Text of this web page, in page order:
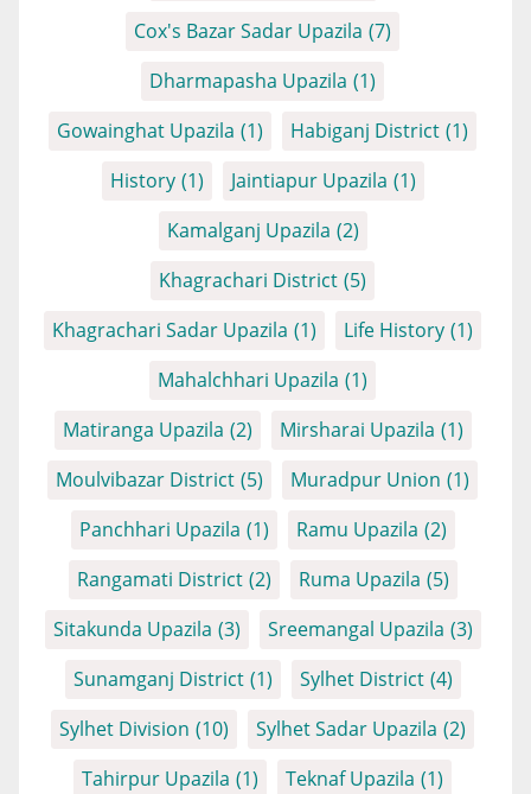
Cox's Bazar Sadar Upazila (7)
Dharmapasha Upazila (1)
Gowainghat Upazila (1) Habiganj District (1)
History (1) Jaintiapur Upazila (1)
Kamalganj Upazila (2)
Khagrachari District (5)
Khagrachari Sadar Upazila (1) Life History (1)
Mahalchhari Upazila (1)
Matiranga Upazila (2) Mirsharai Upazila (1)
Moulvibazar District (5) Muradpur Union (1)
Panchhari Upazila (1) Ramu Upazila (2)
Rangamati District (2) Ruma Upazila (5)
Sitakunda Upazila (3) Sreemangal Upazila (3)
Sunamganj District (1) Sylhet District (4)
Sylhet Division (10) Sylhet Sadar Upazila (2)
Tahirpur Upazila (1) Teknaf Upazila (1)